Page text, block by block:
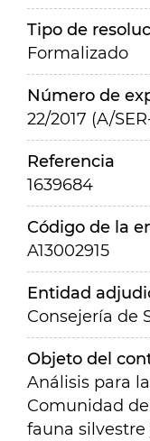
Tipo de
Formalizado
Número de
22/2017 (A/
Referencia
1639684
Código de la
A13002915
Entidad
Consejería de
Objeto del
Análisis para
Comunidad
fauna